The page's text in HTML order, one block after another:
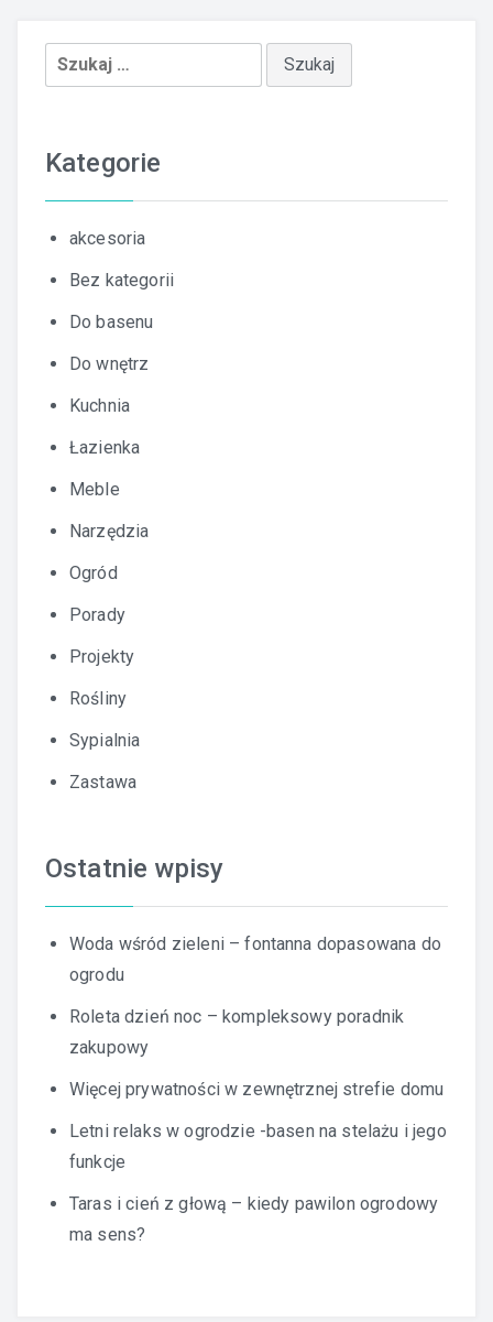
Szukaj:
Kategorie
akcesoria
Bez kategorii
Do basenu
Do wnętrz
Kuchnia
Łazienka
Meble
Narzędzia
Ogród
Porady
Projekty
Rośliny
Sypialnia
Zastawa
Ostatnie wpisy
Woda wśród zieleni – fontanna dopasowana do
ogrodu
Roleta dzień noc – kompleksowy poradnik
zakupowy
Więcej prywatności w zewnętrznej strefie domu
Letni relaks w ogrodzie -basen na stelażu i jego
funkcje
Taras i cień z głową – kiedy pawilon ogrodowy
ma sens?